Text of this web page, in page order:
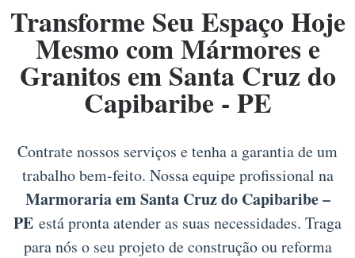
Transforme Seu Espaço Hoje
Mesmo com Mármores e
Granitos em Santa Cruz do
Capibaribe - PE
Contrate nossos serviços e tenha a garantia de um
trabalho bem-feito. Nossa equipe profissional na
Marmoraria em Santa Cruz do Capibaribe –
PE está pronta atender as suas necessidades. Traga
para nós o seu projeto de construção ou reforma